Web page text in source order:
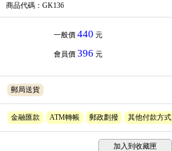
商品代碼 ：GK136
一般價 440 元
會員價 396 元
郵局送貨
金融匯款 ATM轉帳 郵政劃撥 其他付款方式
加入到收藏匣